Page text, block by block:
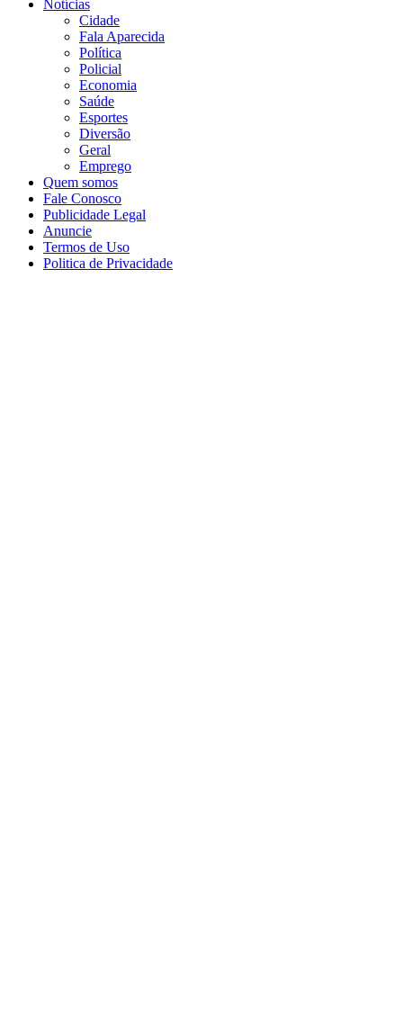
Notícias
Cidade
Fala Aparecida
Política
Policial
Economia
Saúde
Esportes
Diversão
Geral
Emprego
Quem somos
Fale Conosco
Publicidade Legal
Anuncie
Termos de Uso
Politica de Privacidade